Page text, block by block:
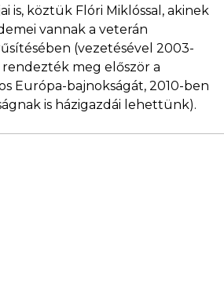
is, köztük Flóri Miklóssal, akinek
vannak a veterán
(vezetésével 2003-
meg először a
Európa-bajnokságát, 2010-ben
is házigazdái lehettünk).